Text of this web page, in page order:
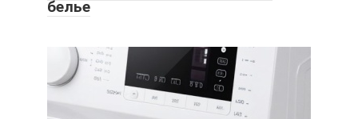
белье